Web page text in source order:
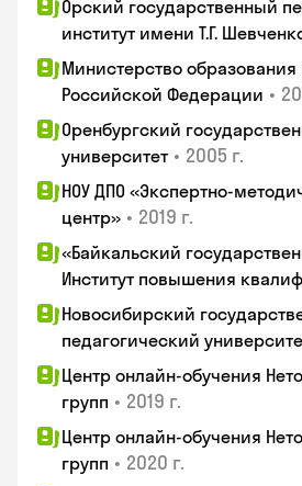
Орский государственный
институт имени Т.Г.
Министерство образования
Российской Федерации •
Оренбургский
университет • 2005 г.
НОУ ДПО «Экспертно-
центр» • 2019 г.
«Байкальский
Институт повышения
Новосибирский
педагогический
Центр онлайн-обучения
групп • 2019 г.
Центр онлайн-обучения
групп • 2020 г.